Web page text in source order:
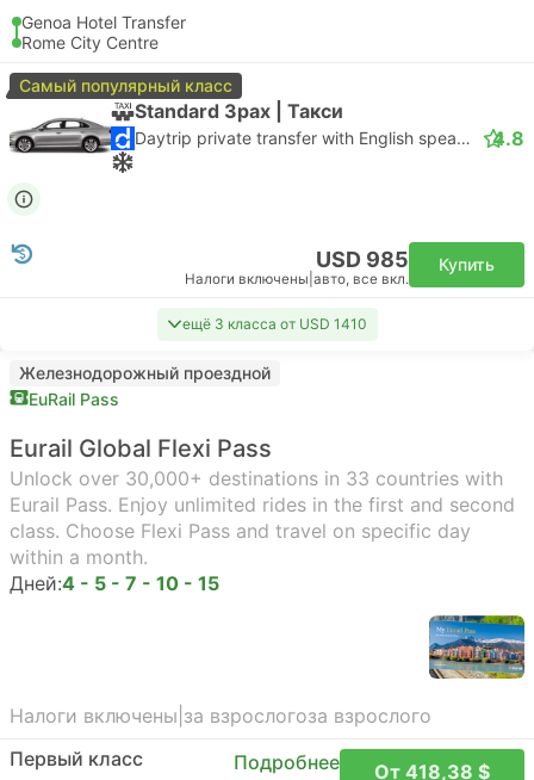
Genoa Hotel Transfer
Rome City Centre
Самый популярный класс
Standard 3pax | Такси
Daytrip private transfer with English speaking driver 4.8
USD 985
Налоги включены авто, все вкл.
Купить
ещё 3 класса от USD 1410
Железнодорожный проездной
EuRail Pass
Eurail Global Flexi Pass
Unlock over 30,000+ destinations in 33 countries with
Eurail Pass. Enjoy unlimited rides in the first and second
class. Choose Flexi Pass and travel on specific day
within a month.
Дней:4 - 5 - 7 - 10 - 15
Налоги включены за взрослогоза взрослого
Первый класс
Подробнее От 418,38 $